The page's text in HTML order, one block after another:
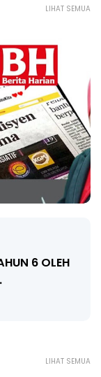
LIHAT SEMUA
LIHAT SEMUA